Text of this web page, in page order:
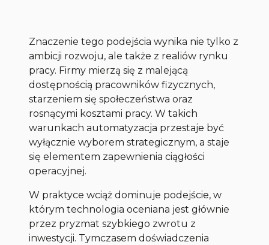
Znaczenie tego podejścia wynika nie tylko z
ambicji rozwoju, ale także z realiów rynku
pracy. Firmy mierzą się z malejącą
dostępnością pracowników fizycznych,
starzeniem się społeczeństwa oraz
rosnącymi kosztami pracy. W takich
warunkach automatyzacja przestaje być
wyłącznie wyborem strategicznym, a staje
się elementem zapewnienia ciągłości
operacyjnej.
W praktyce wciąż dominuje podejście, w
którym technologia oceniana jest głównie
przez pryzmat szybkiego zwrotu z
inwestycji. Tymczasem doświadczenia